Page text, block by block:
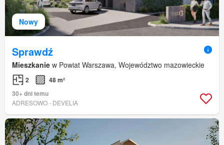
Nowy
Sprawdź
Mieszkanie w Powiat Warszawa, Województwo mazowieckie
2
48 m²
30+ dni temu
ADRESOWO - DEVELIA